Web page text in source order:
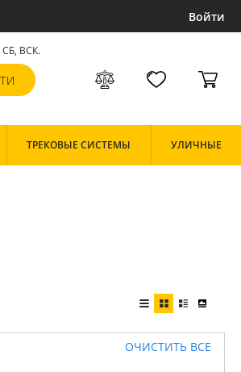
Войти
СБ, ВСК.
ТРЕКОВЫЕ СИСТЕМЫ УЛИЧНЫЕ
ОЧИСТИТЬ ВСЕ